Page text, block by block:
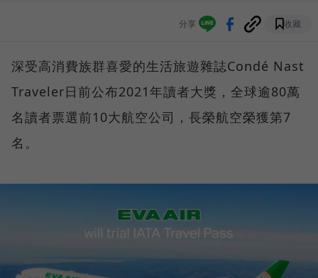
分享 收藏
深受高消費族群喜愛的生活旅遊雜誌Condé Nast
Traveler日前公布2021年讀者大獎，全球逾80萬
名讀者票選前10大航空公司，長榮航空榮獲第7
名。